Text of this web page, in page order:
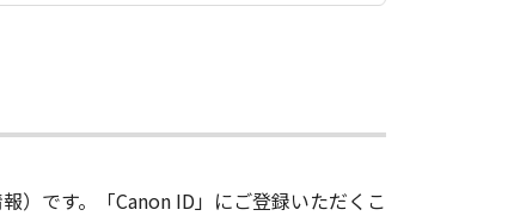
）です。「Canon ID」にご登録いただくこ